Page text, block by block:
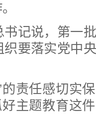
记说，第一批
要落实党中
责任感切实保
主题教育这